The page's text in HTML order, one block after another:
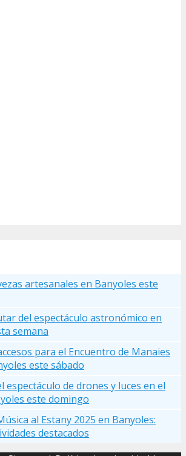
artesanales en Banyoles este
del espectáculo astronómico en
semana
para el Encuentro de Manaies
este sábado
espectáculo de drones y luces en el
este domingo
al Estany 2025 en Banyoles:
destacados